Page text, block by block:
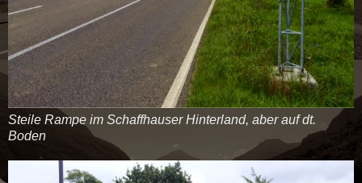
Steile Rampe im Schaffhauser Hinterland, aber auf dt.
Boden